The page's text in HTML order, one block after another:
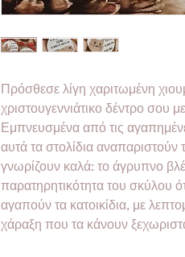
Πρόσθεσε λίγη χαριτωμένη
χριστουγεννιάτικο δέντρο σου
Εμπνευσμένα από τις
αυτά τα στολίδια αναπαριστούν
γνωρίζουν καλά: το άγρυπνο
παρατηρητικότητα του σκύλου
αγαπούν τα κατοικίδια, με
χάραξη που τα κάνουν